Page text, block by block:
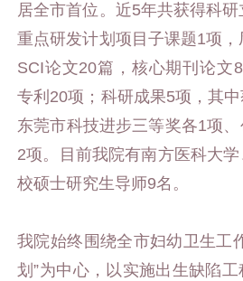
居全市首位。近5年共获得科
重点研发计划项目子课题1项
SCI论文20篇，核心期刊论文
专利20项；科研成果5项，其
东莞市科技进步三等奖各1项
2项。目前我院有南方医科大
校硕士研究生导师9名。
我院始终围绕全市妇幼卫生工
划”为中心，以实施出生缺陷